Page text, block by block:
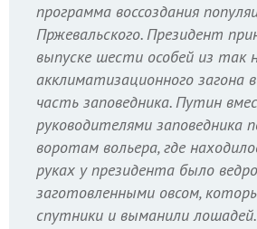
программа воссоздания
Пржевальского. Президент
выпуске шести особей из так
акклиматизационного загона
часть заповедника. Путин
руководителями заповедника
воротам вольера, где
руках у президента было
заготовленными овсом,
спутники и выманили лошадей.